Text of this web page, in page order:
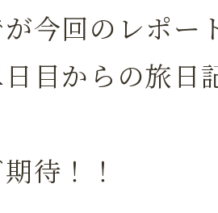
今回のレポー
目からの旅日
待！！